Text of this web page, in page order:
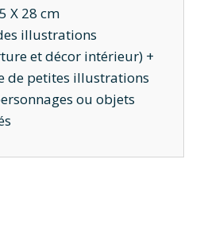
X 28 cm
illustrations
et décor intérieur) +
de petites illustrations
ou objets